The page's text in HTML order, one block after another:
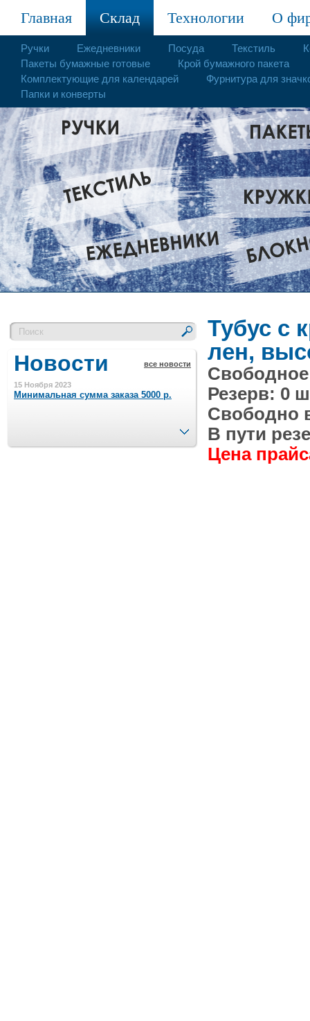
Главная Склад Технологии О
Ручки Ежедневники Посуда Текстиль
Пакеты бумажные готовые
Крой бумажного пакета
Комплектующие для календарей
Фурнитура для
Папки и конверты
Новости все новости
15 Ноября 2023
Минимальная сумма заказа 5000 р.
Шляпные коробочки производим
След.
Тубус с
лен,
Резерв: 0
Свободно
В пути
Цена